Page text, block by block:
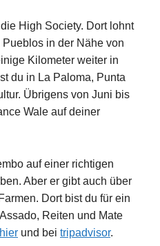
High Society. Dort lohnt
in der Nähe von
Kilometer weiter in
du in La Paloma, Punta
Übrigens von Juni bis
Wale auf deiner
auf einer richtigen
Aber er gibt auch über
Dort bist du für ein
Reiten und Mate
hier und bei tripadvisor.